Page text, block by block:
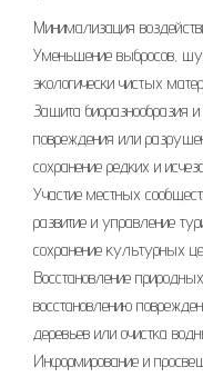
Минимализация
Уменьшение выбросов,
экологически чистых
Защита биоразнообразия
повреждения или
сохранение редких и
Участие местных
развитие и управление
сохранение культурных
Восстановление
восстановлению
деревьев или очистка
Информирование и